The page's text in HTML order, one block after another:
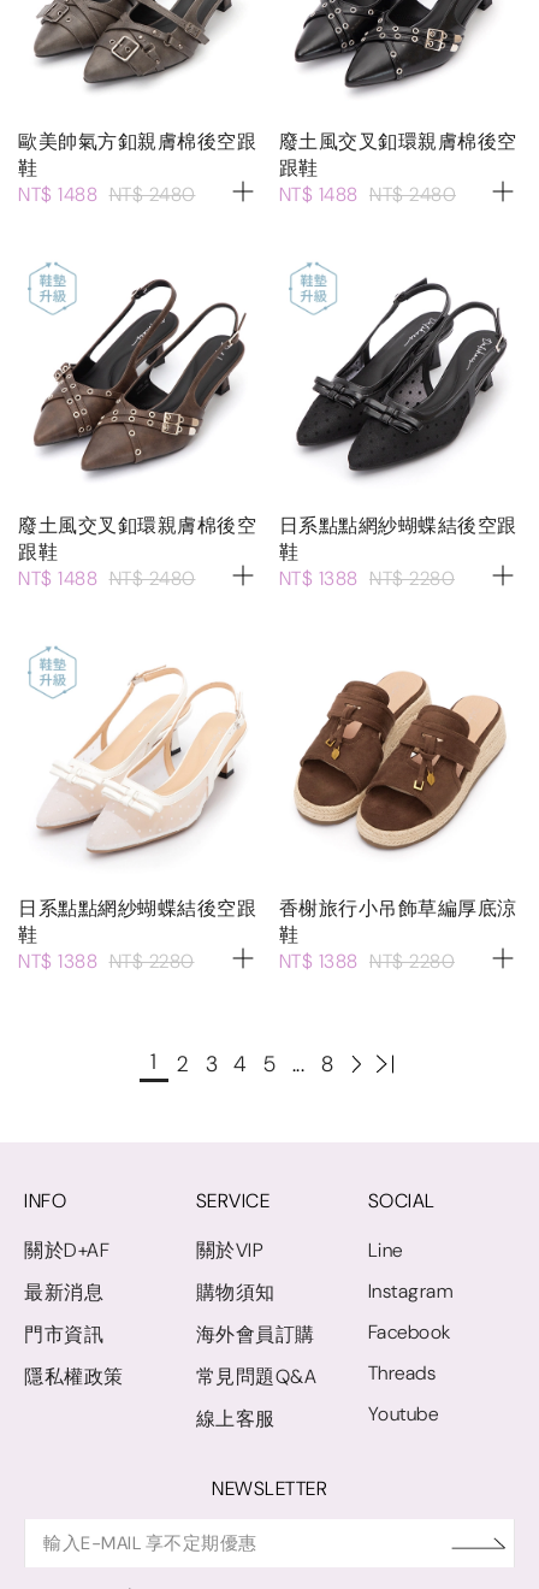
歐美帥氣方釦親膚棉後空跟
鞋
NT$ 1488 NT$ 2480
廢土風交叉釦環親膚棉後空
跟鞋
NT$ 1488 NT$ 2480
廢土風交叉釦環親膚棉後空
跟鞋
NT$ 1488 NT$ 2480
日系點點網紗蝴蝶結後空跟
鞋
NT$ 1388 NT$ 2280
日系點點網紗蝴蝶結後空跟
鞋
NT$ 1388 NT$ 2280
香榭旅行小吊飾草編厚底涼
鞋
NT$ 1388 NT$ 2280
1 2 3 4 5 ... 8
INFO
關於D+AF
最新消息
門市資訊
隱私權政策
SERVICE
關於VIP
購物須知
海外會員訂購
常見問題Q&A
線上客服
SOCIAL
Line
Instagram
Facebook
Threads
Youtube
NEWSLETTER